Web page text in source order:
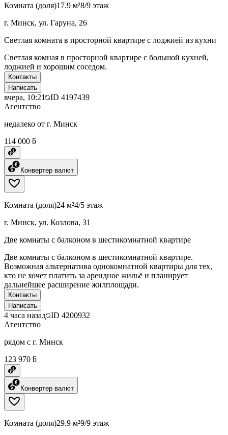
Комната (доля)17.9 м²8/9 этаж
г. Минск, ул. Гаруна, 26
Светлая комната в просторной квартире с лоджией из кухни
Светлая комная в просторной квартире с большой кухней,
лоджией и хорошим соседом.
Контакты
Написать
вчера, 10:21 ID 4197439
Агентство
недалеко от г. Минск
114 000 ƃ
Конвертер валют
Комната (доля)24 м²4/5 этаж
г. Минск, ул. Козлова, 31
Две комнаты с балконом в шестикомнатной квартире
Две комнаты с балконом в шестикомнатной квартире.
Возможная альтернатива однокомнатной квартиры для тех,
кто не хочет платить за арендное жильё и планирует
дальнейшее расширение жилплощади.
Контакты
Написать
4 часа назад ID 4200932
Агентство
рядом с г. Минск
123 970 ƃ
Конвертер валют
Комната (доля)29.9 м²9/9 этаж